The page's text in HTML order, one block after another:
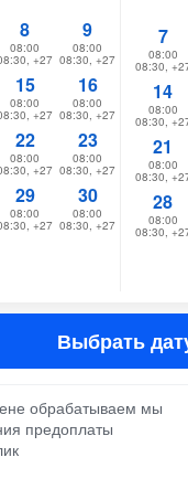
8
08:00
+27
9
08:00
08:30, +27
15
08:00
+27
16
08:00
08:30, +27
22
08:00
+27
23
08:00
08:30, +27
29
08:00
+27
30
08:00
08:30, +27
7
08:00
08:30,
14
08:00
08:30,
21
08:00
08:30,
28
08:00
08:30,
Выбрать
обрабатываем мы
предоплаты